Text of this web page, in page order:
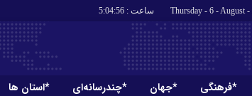
ساعت : 5:04:57
*فرهنگی *جهان *چندرسانه‌ای *استان ها